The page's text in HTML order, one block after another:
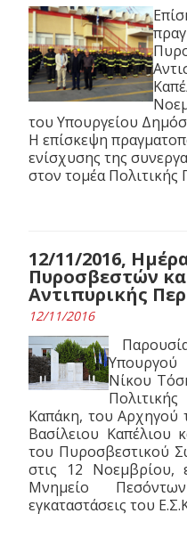
του Υπουργείου
Η επίσκεψη
ενίσχυσης της
στον τομέα Πολιτικής
12/11/2016,
Πυροσβεστών
Αντιπυρικής
12/11/2016
Υπουργού
Νίκου
Καπάκη, του Αρχηγού
Βασίλειου Καπέλιου
του Πυροσβεστικού
στις 12 Νοεμβρίου,
Μνημείο
εγκαταστάσεις του